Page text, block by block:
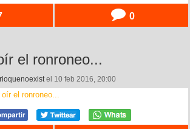
0
el ronroneo...
el 10 feb 2016, 20:00